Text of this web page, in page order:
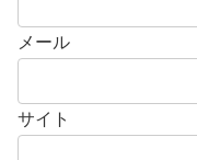
メール
サイト